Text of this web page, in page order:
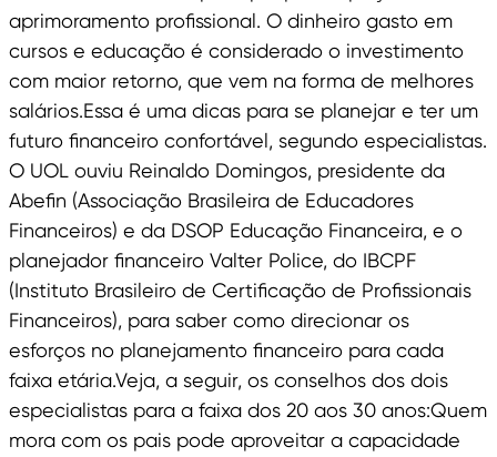
aprimoramento profissional. O dinheiro gasto em
cursos e educação é considerado o investimento
com maior retorno, que vem na forma de melhores
salários.Essa é uma dicas para se planejar e ter um
futuro financeiro confortável, segundo especialistas.
O UOL ouviu Reinaldo Domingos, presidente da
Abefin (Associação Brasileira de Educadores
Financeiros) e da DSOP Educação Financeira, e o
planejador financeiro Valter Police, do IBCPF
(Instituto Brasileiro de Certificação de Profissionais
Financeiros), para saber como direcionar os
esforços no planejamento financeiro para cada
faixa etária.Veja, a seguir, os conselhos dos dois
especialistas para a faixa dos 20 aos 30 anos:Quem
mora com os pais pode aproveitar a capacidade